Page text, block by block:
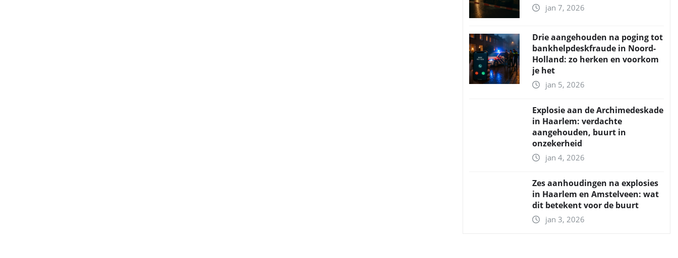
jan 7, 2026
Drie aangehouden na poging tot
bankhelpdeskfraude in Noord-
Holland: zo herken en voorkom
je het
jan 5, 2026
Explosie aan de Archimedeskade
in Haarlem: verdachte
aangehouden, buurt in
onzekerheid
jan 4, 2026
Zes aanhoudingen na explosies
in Haarlem en Amstelveen: wat
dit betekent voor de buurt
jan 3, 2026